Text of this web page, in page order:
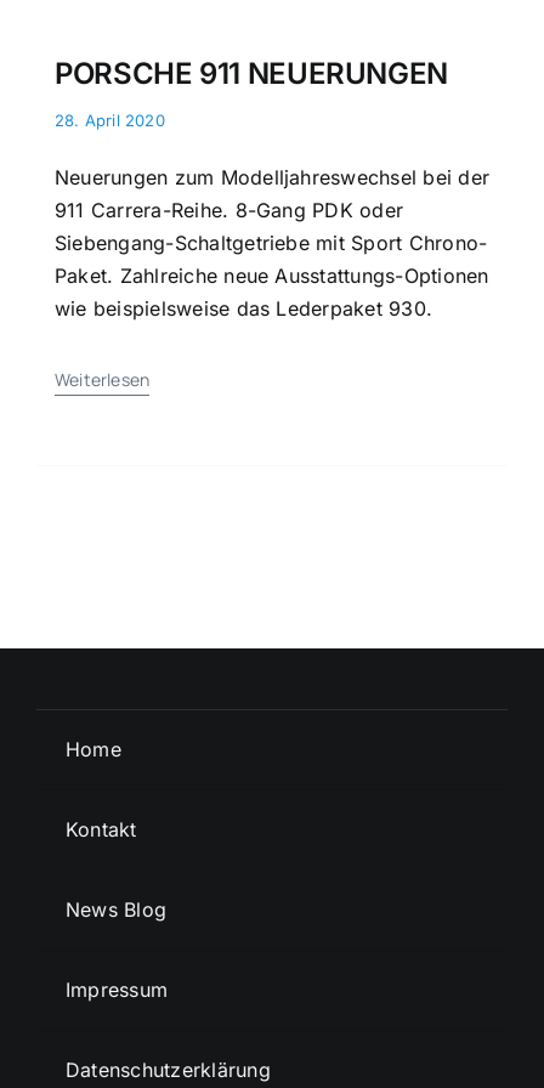
PORSCHE 911 NEUERUNGEN
28. April 2020
Neuerungen zum Modelljahreswechsel bei der
911 Carrera-Reihe. 8-Gang PDK oder
Siebengang-Schaltgetriebe mit Sport Chrono-
Paket. Zahlreiche neue Ausstattungs-Optionen
wie beispielsweise das Lederpaket 930.
Weiterlesen
Home
Kontakt
News Blog
Impressum
Datenschutzerklärung